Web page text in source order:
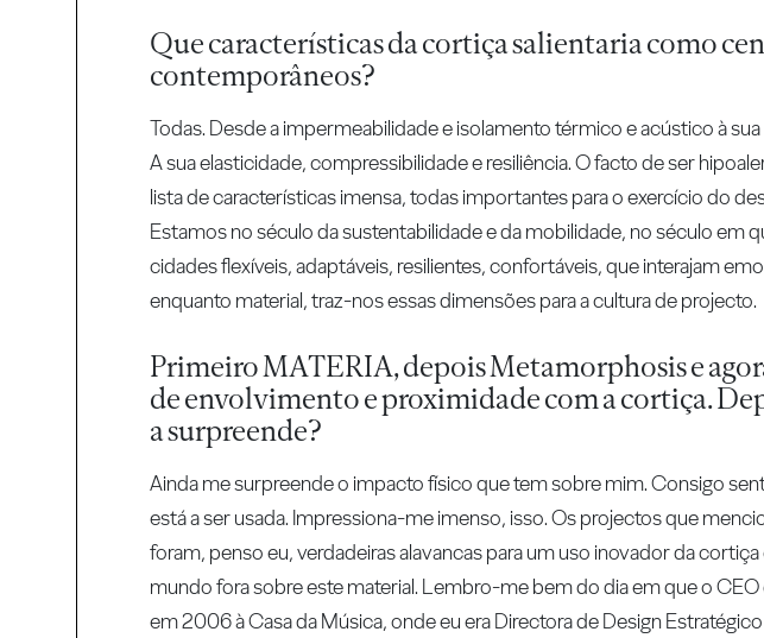
Que características da cortiça salientaria como
contemporâneos?
Todas. Desde a impermeabilidade e isolamento térmico e acústico à
A sua elasticidade, compressibilidade e resiliência. O facto de ser
lista de características imensa, todas importantes para o exercício do
Estamos no século da sustentabilidade e da mobilidade, no século em
cidades flexíveis, adaptáveis, resilientes, confortáveis, que interajam
enquanto material, traz-nos essas dimensões para a cultura de projecto.
Primeiro MATERIA, depois Metamorphosis e
de envolvimento e proximidade com a cortiça.
a surpreende?
Ainda me surpreende o impacto físico que tem sobre mim. Consigo
está a ser usada. Impressiona-me imenso, isso. Os projectos que
foram, penso eu, verdadeiras alavancas para um uso inovador da
mundo fora sobre este material. Lembro-me bem do dia em que o
em 2006 à Casa da Música, onde eu era Directora de Design